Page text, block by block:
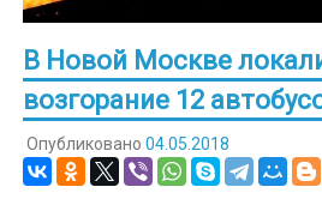
В Новой Москве
возгорание 12
Опубликовано 04.05.2018